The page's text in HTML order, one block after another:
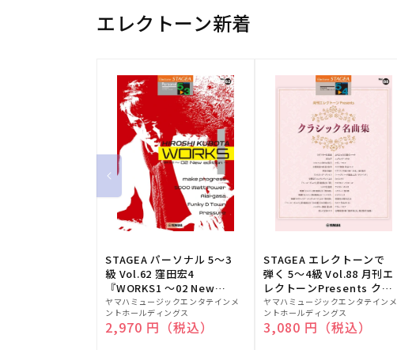
エレクトーン新着
STAGEA パーソナル 5～3
級 Vol.62 窪田宏4
『WORKS1 ～02 New
edition～』
販
売
元:
ヤマハミュージックエンタテインメ
ントホールディングス
通常価格
2,970 円（税込）
STAGEA エレクトーンで
弾く 5～4級 Vol.88 月刊エ
レクトーンPresents クラ
シック名曲集
販
売
元:
ヤマハミュージックエンタテインメ
ントホールディングス
通常価格
3,080 円（税込）